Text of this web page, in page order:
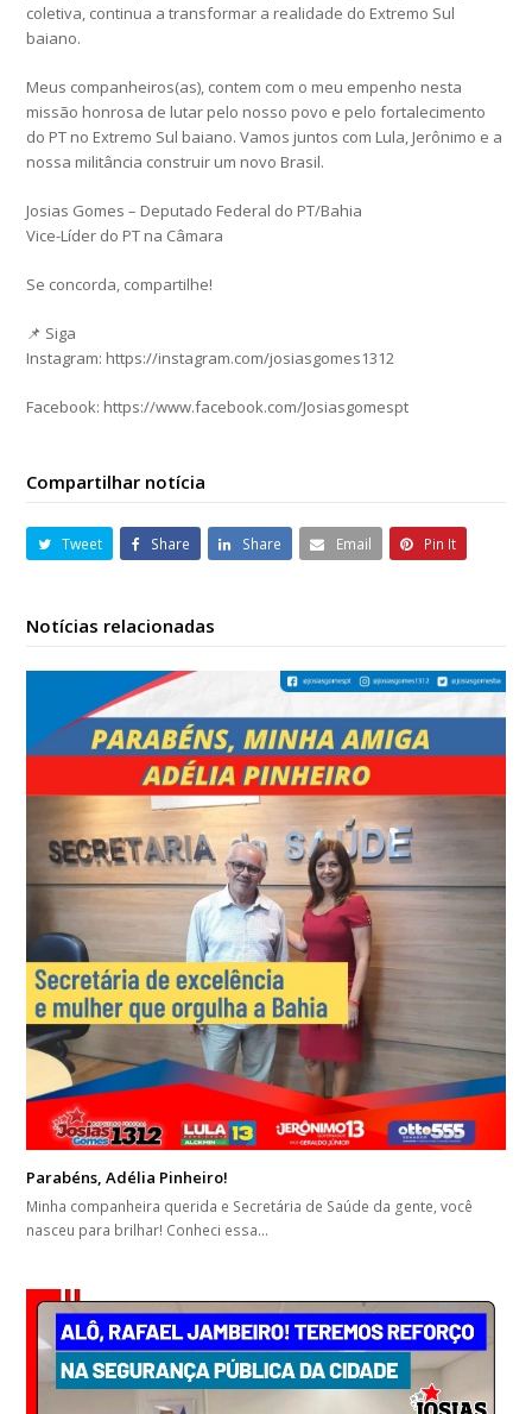
coletiva, continua a transformar a realidade do Extremo Sul
baiano.
Meus companheiros(as), contem com o meu empenho nesta
missão honrosa de lutar pelo nosso povo e pelo fortalecimento
do PT no Extremo Sul baiano. Vamos juntos com Lula, Jerônimo e a
nossa militância construir um novo Brasil.
Josias Gomes – Deputado Federal do PT/Bahia
Vice-Líder do PT na Câmara
Se concorda, compartilhe!
📌 Siga
Instagram: https://instagram.com/josiasgomes1312
Facebook: https://www.facebook.com/Josiasgomespt
Compartilhar notícia
Tweet Share Share Email Pin It
Notícias relacionadas
Parabéns, Adélia Pinheiro!
Minha companheira querida e Secretária de Saúde da gente, você
nasceu para brilhar! Conheci essa…